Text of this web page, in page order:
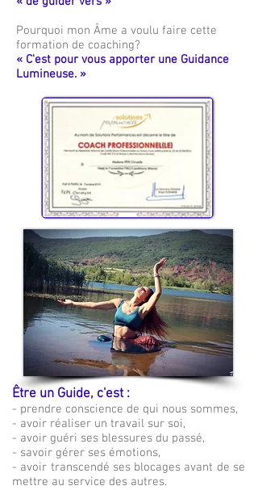
Pourquoi mon Âme a voulu faire cette
formation de coaching?
« C'est pour vous apporter une Guidance
Lumineuse. »
Être un Guide, c'est :
- prendre conscience de qui nous sommes,
- avoir réaliser un travail sur soi,
- avoir guéri ses blessures du passé,
- savoir gérer ses émotions,
- avoir transcendé ses blocages avant de se
mettre au service des autres.